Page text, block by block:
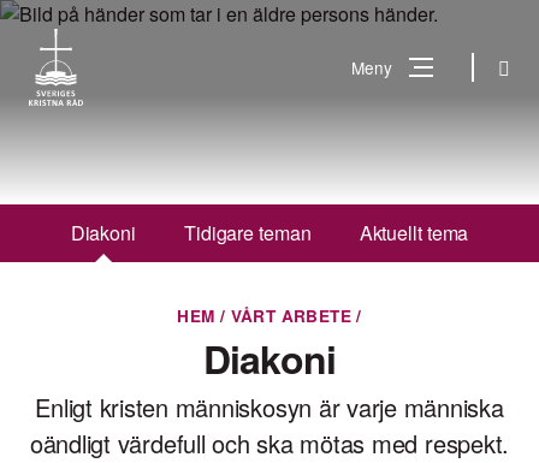
Gå
innehåll
Meny Sök
Diakoni Tidigare teman Aktuellt tema
HEM / VÅRT ARBETE /
Diakoni
Enligt kristen människosyn är varje människa
oändligt värdefull och ska mötas med respekt.